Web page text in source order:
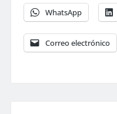
WhatsApp
Correo electrónico